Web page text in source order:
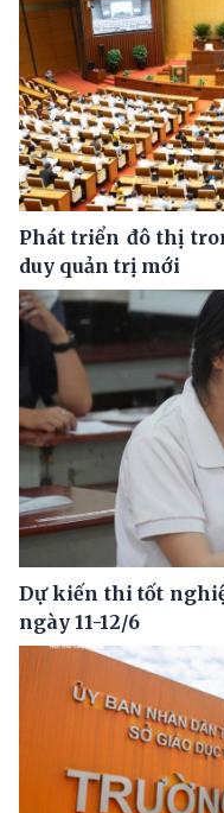
Phát triển đô thị
duy quản trị mới
Dự kiến thi tốt
ngày 11-12/6